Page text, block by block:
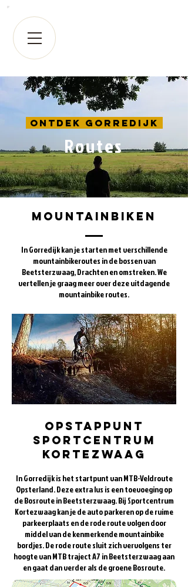
Ontdek Gorredijk
Routes
Mountainbiken
In Gorredijk kan je starten met verschillende
mountainbikeroutes in de bossen van
Beetsterzwaag, Drachten en omstreken. We
vertellen je graag meer over deze uitdagende
mountainbike routes.
Opstappunt
Sportcentrum
kortezwaag
In Gorredijk is het startpunt van MTB-Veldroute
Opsterland. Deze extra lus is een toevoeging op
de Bosroute in Beetsterzwaag. Bij Sportcentrum
Kortezwaag kan je de auto parkeren op de ruime
parkeerplaats en de rode route volgen door
middel van de kenmerkende mountainbike
bordjes. De rode route sluit zich vervolgens ter
hoogte van MTB traject A7 in Beetsterzwaag aan
en gaat dan verder als de groene Bosroute.